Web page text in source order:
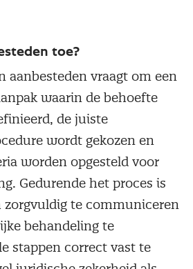
toe?
aanbesteden vraagt om een
waarin de behoefte
de juiste
wordt gekozen en
worden opgesteld voor
Gedurende het proces is
zorgvuldig te communiceren
behandeling te
stappen correct vast te